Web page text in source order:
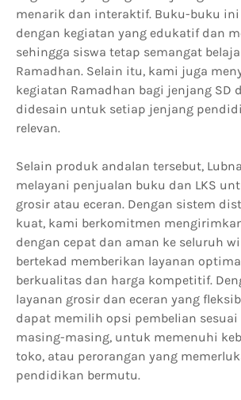
menarik dan interaktif. Buku-buku
dengan kegiatan yang edukatif dan
sehingga siswa tetap semangat
Ramadhan. Selain itu, kami juga
kegiatan Ramadhan bagi jenjang SD
didesain untuk setiap jenjang
relevan.
Selain produk andalan tersebut,
melayani penjualan buku dan LKS
grosir atau eceran. Dengan sistem
kuat, kami berkomitmen
dengan cepat dan aman ke seluruh
bertekad memberikan layanan
berkualitas dan harga kompetitif.
layanan grosir dan eceran yang
dapat memilih opsi pembelian
masing-masing, untuk memenuhi
toko, atau perorangan yang
pendidikan bermutu.